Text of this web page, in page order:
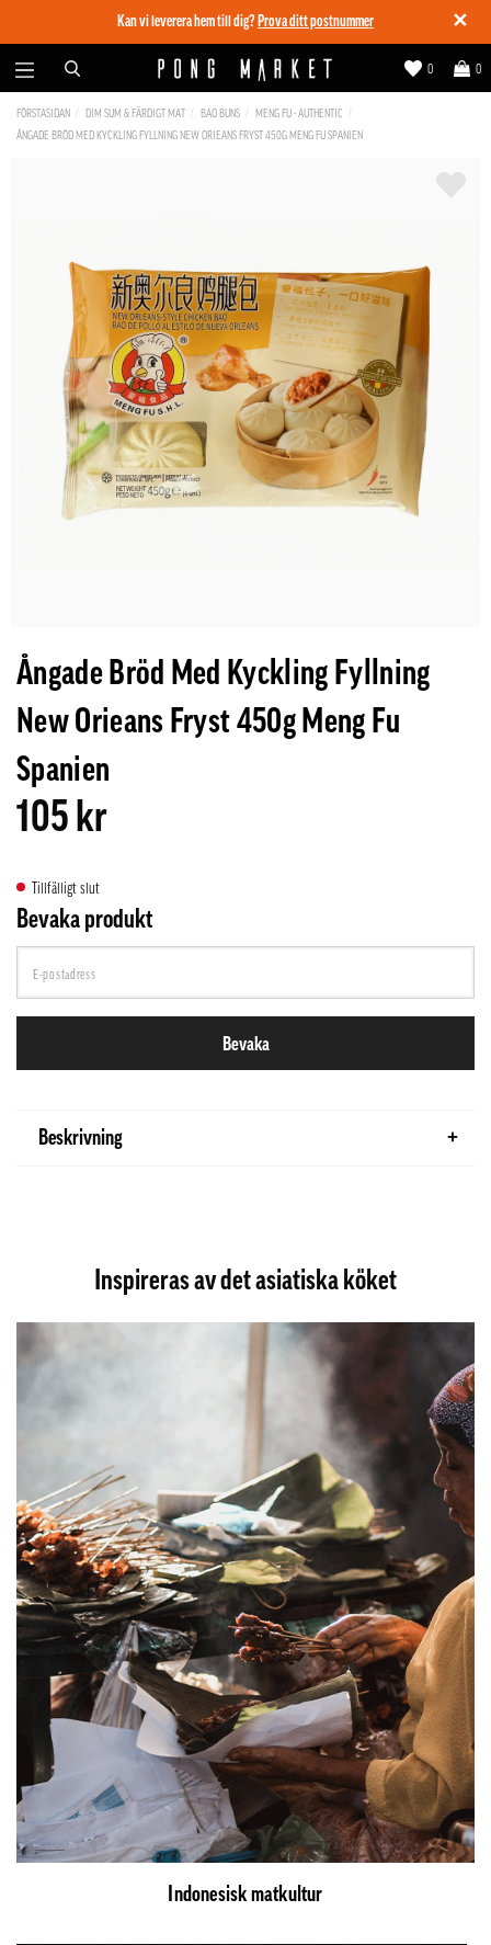
✕
Kan vi leverera hem till dig? Prova ditt postnummer
0
0
FÖRSTASIDAN DIM SUM & FÄRDIGT MAT BAO BUNS
MENG FU - AUTHENTIC
ÅNGADE BRÖD MED KYCKLING FYLLNING NEW ORIEANS FRYST 450G MENG FU SPANIEN
Ångade Bröd Med Kyckling Fyllning
New Orieans Fryst 450g Meng Fu
Spanien
105 kr
Tillfälligt slut
Bevaka produkt
Bevaka
Beskrivning
Inspireras av det asiatiska köket
Indonesisk matkultur